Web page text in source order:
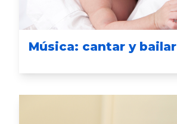
Música: cantar y bailar